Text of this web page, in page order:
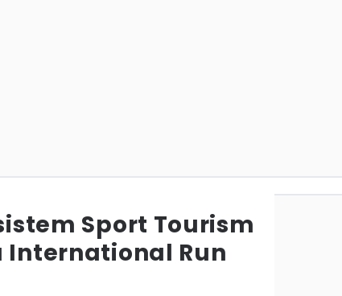
Sport Tourism
International Run